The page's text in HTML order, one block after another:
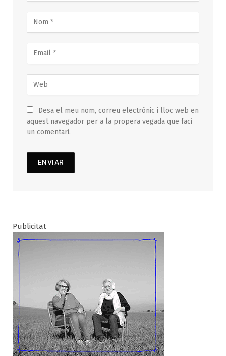
Desa el meu nom, correu electrònic i lloc web en
aquest navegador per a la propera vegada que faci
un comentari.
Publicitat